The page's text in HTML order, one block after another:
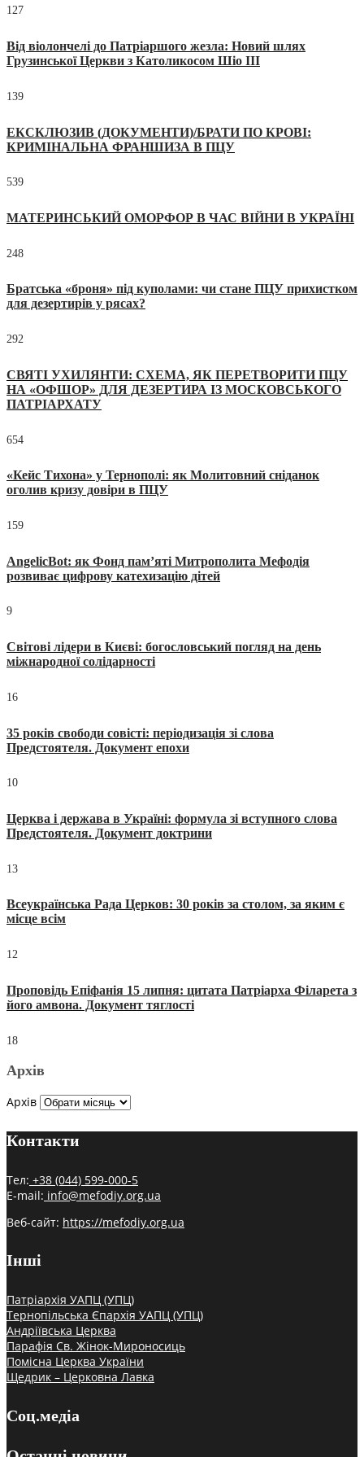
127
Від віолончелі до Патріаршого жезла: Новий шлях
Грузинської Церкви з Католикосом Шіо III
139
ЕКСКЛЮЗИВ (ДОКУМЕНТИ)/БРАТИ ПО КРОВІ:
КРИМІНАЛЬНА ФРАНШИЗА В ПЦУ
539
МАТЕРИНСЬКИЙ ОМОРФОР В ЧАС ВІЙНИ В УКРАЇНІ
248
Братська «броня» під куполами: чи стане ПЦУ прихистком
для дезертирів у рясах?
292
СВЯТІ УХИЛЯНТИ: СХЕМА, ЯК ПЕРЕТВОРИТИ ПЦУ
НА «ОФШОР» ДЛЯ ДЕЗЕРТИРА ІЗ МОСКОВСЬКОГО
ПАТРІАРХАТУ
654
«Кейс Тихона» у Тернополі: як Молитовний сніданок
оголив кризу довіри в ПЦУ
159
AngelicBot: як Фонд пам’яті Митрополита Мефодія
розвиває цифрову катехизацію дітей
9
Світові лідери в Києві: богословський погляд на день
міжнародної солідарності
16
35 років свободи совісті: періодизація зі слова
Предстоятеля. Документ епохи
10
Церква і держава в Україні: формула зі вступного слова
Предстоятеля. Документ доктрини
13
Всеукраїнська Рада Церков: 30 років за столом, за яким є
місце всім
12
Проповідь Епіфанія 15 липня: цитата Патріарха Філарета з
його амвона. Документ тяглості
18
Архів
Архів
Контакти
Тел: +38 (044) 599-000-5
E-mail: info@mefodiy.org.ua
Веб-сайт: https://mefodiy.org.ua
Інші
Патріархія УАПЦ (УПЦ)
Тернопільська Єпархія УАПЦ (УПЦ)
Андріївська Церква
Парафія Св. Жінок-Мироносиць
Помісна Церква України
Щедрик – Церковна Лавка
Соц.медіа